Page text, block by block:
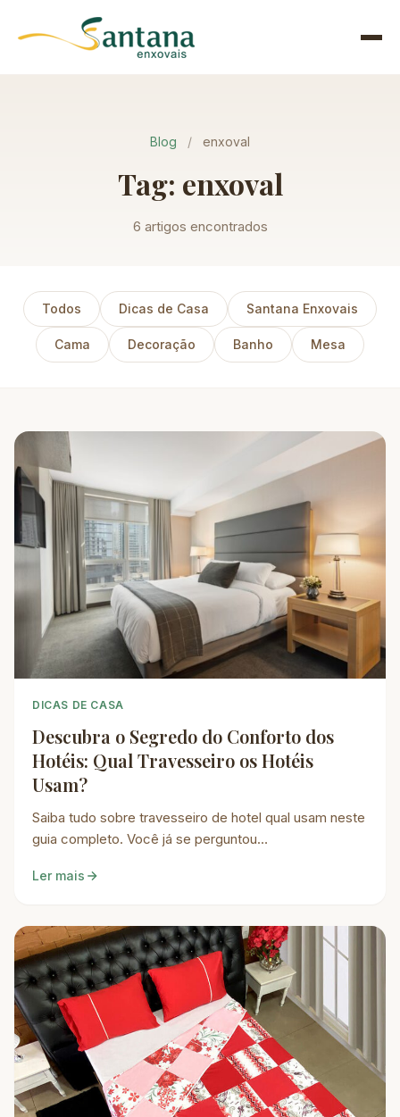
para
conteúdo
Menu
Blog / enxoval
Tag: enxoval
6 artigos encontrados
Todos Dicas de Casa Santana Enxovais
Cama Decoração Banho Mesa
DICAS DE CASA
Descubra o Segredo do Conforto dos
Hotéis: Qual Travesseiro os Hotéis
Usam?
Saiba tudo sobre travesseiro de hotel qual usam neste
guia completo. Você já se perguntou…
Ler mais